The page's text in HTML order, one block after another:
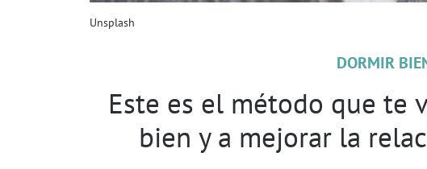
Unsplash
DORMIR
Este es el método que te
bien y a mejorar la